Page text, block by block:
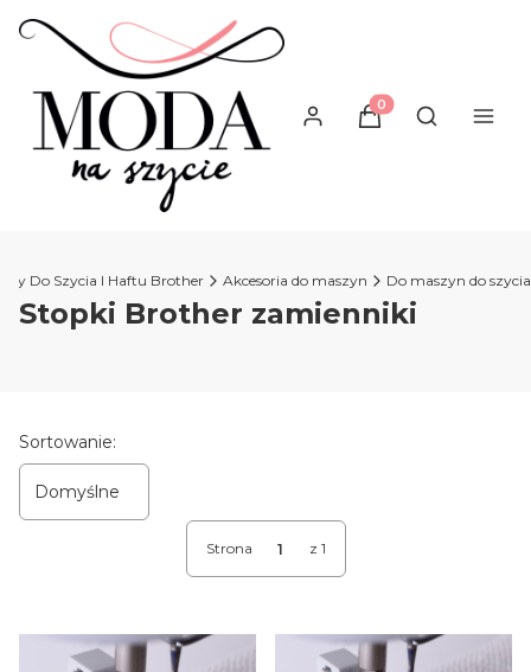
Produkty w
Otwórz
Do Szycia I Haftu Brother Akcesoria do maszyn Do maszyn do szycia
Stopki Brother zamienniki
Lista produktów
Sortowanie:
Domyślne
Strona z 1